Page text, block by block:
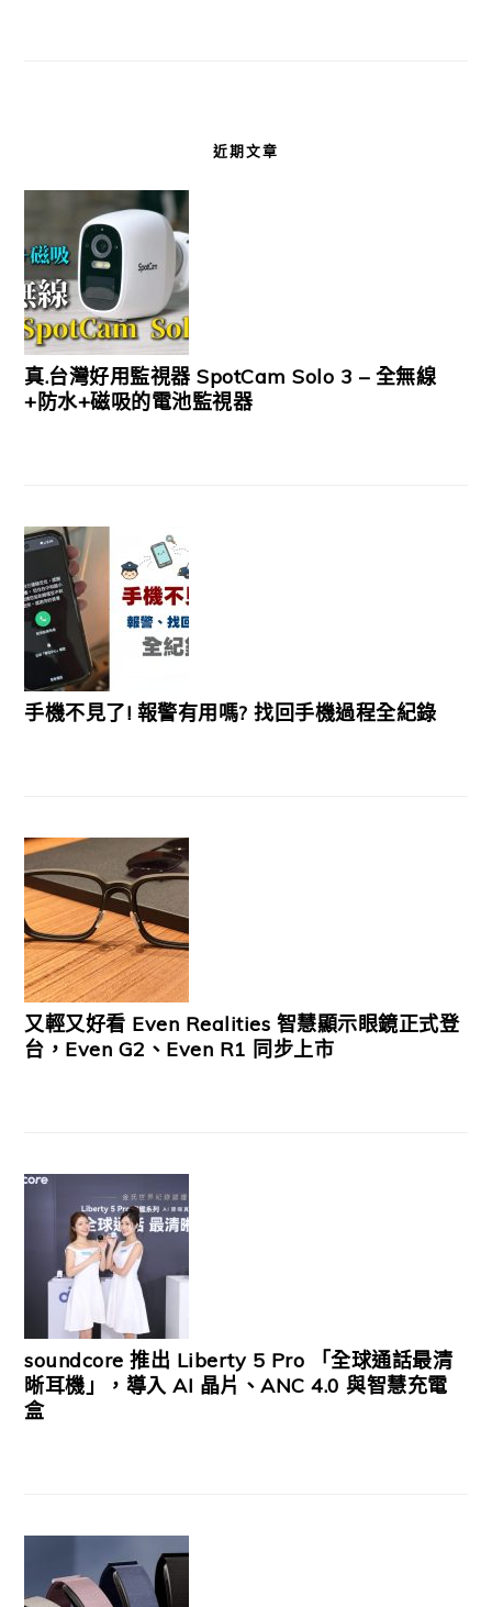
近期文章
真.台灣好用監視器 SpotCam Solo 3 – 全無線
+防水+磁吸的電池監視器
手機不見了! 報警有用嗎? 找回手機過程全紀錄
又輕又好看 Even Realities 智慧顯示眼鏡正式登
台，Even G2、Even R1 同步上市
soundcore 推出 Liberty 5 Pro 「全球通話最清
晰耳機」，導入 AI 晶片、ANC 4.0 與智慧充電
盒